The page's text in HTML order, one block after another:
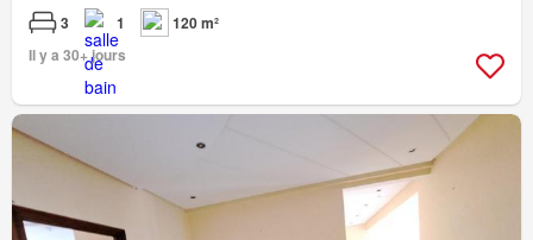
3 1
120 m²
Il y a 30+ jours